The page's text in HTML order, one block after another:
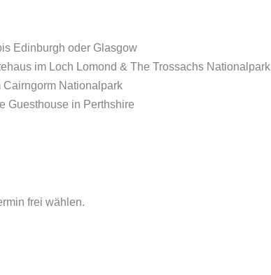
Edinburgh oder Glasgow
im Loch Lomond & The Trossachs Nationalpark
Nationalpark
Guesthouse in Perthshire
frei wählen.